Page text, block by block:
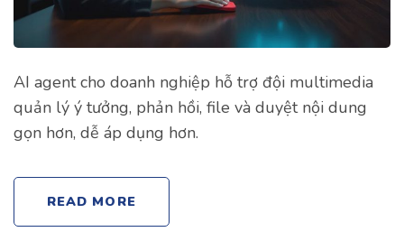
AI agent cho doanh nghiệp hỗ trợ đội multimedia
quản lý ý tưởng, phản hồi, file và duyệt nội dung
gọn hơn, dễ áp dụng hơn.
READ MORE